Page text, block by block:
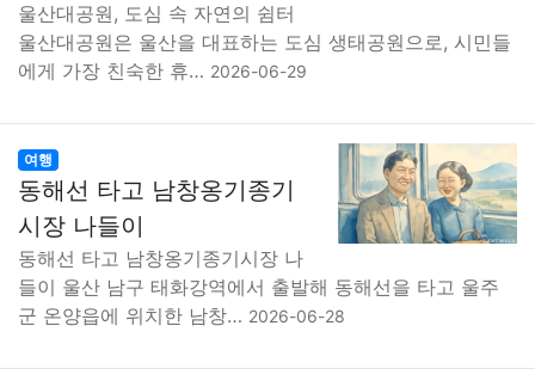
울산대공원, 도심 속 자연의 쉼터
울산대공원은 울산을 대표하는 도심 생태공원으로, 시민들
에게 가장 친숙한 휴… 2026-06-29
여행
동해선 타고 남창옹기종기
시장 나들이
동해선 타고 남창옹기종기시장 나
들이 울산 남구 태화강역에서 출발해 동해선을 타고 울주
군 온양읍에 위치한 남창… 2026-06-28